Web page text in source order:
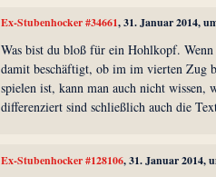
Ex-Stubenhocker #34661, 31. Januar 2014,
Was bist du bloß für ein Hohlkopf. Wenn
damit beschäftigt, ob im im vierten Zug
spielen ist, kann man auch nicht wissen,
differenziert sind schließlich auch die
Ex-Stubenhocker #128106, 31. Januar 2014,